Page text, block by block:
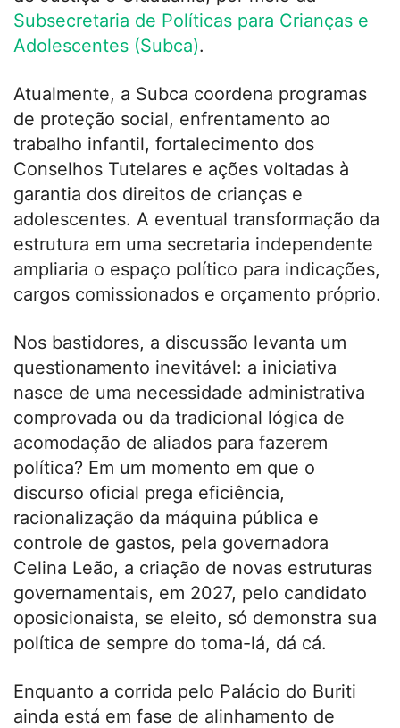
Subsecretaria de Políticas para Crianças e
Adolescentes (Subca).
Atualmente, a Subca coordena programas
de proteção social, enfrentamento ao
trabalho infantil, fortalecimento dos
Conselhos Tutelares e ações voltadas à
garantia dos direitos de crianças e
adolescentes. A eventual transformação da
estrutura em uma secretaria independente
ampliaria o espaço político para indicações,
cargos comissionados e orçamento próprio.
Nos bastidores, a discussão levanta um
questionamento inevitável: a iniciativa
nasce de uma necessidade administrativa
comprovada ou da tradicional lógica de
acomodação de aliados para fazerem
política? Em um momento em que o
discurso oficial prega eficiência,
racionalização da máquina pública e
controle de gastos, pela governadora
Celina Leão, a criação de novas estruturas
governamentais, em 2027, pelo candidato
oposicionaista, se eleito, só demonstra sua
política de sempre do toma-lá, dá cá.
Enquanto a corrida pelo Palácio do Buriti
ainda está em fase de alinhamento de